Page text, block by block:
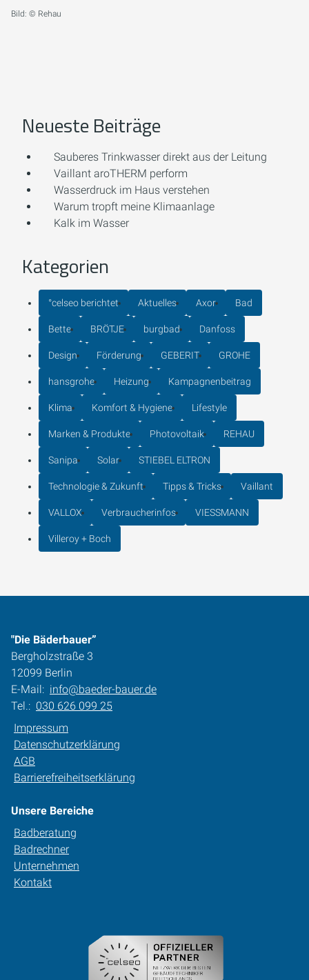
Bild: © Rehau
Neueste Beiträge
Sauberes Trinkwasser direkt aus der Leitung
Vaillant aroTHERM perform
Wasserdruck im Haus verstehen
Warum tropft meine Klimaanlage
Kalk im Wasser
Kategorien
°celseo berichtet Aktuelles Axor Bad
Bette BRÖTJE burgbad Danfoss
Design Förderung GEBERIT GROHE
hansgrohe Heizung Kampagnenbeitrag
Klima Komfort & Hygiene Lifestyle
Marken & Produkte Photovoltaik REHAU
Sanipa Solar STIEBEL ELTRON
Technologie & Zukunft Tipps & Tricks Vaillant
VALLOX Verbraucherinfos VIESSMANN
Villeroy + Boch
"Die Bäderbauer”
Bergholzstraße 3
12099 Berlin
E-Mail: info@baeder-bauer.de
Tel.: 030 626 099 25
Impressum
Datenschutzerklärung
AGB
Barrierefreiheitserklärung
Unsere Bereiche
Badberatung
Badrechner
Unternehmen
Kontakt